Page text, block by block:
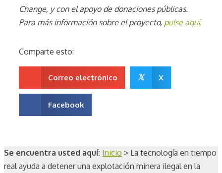
Change, y con el apoyo de donaciones públicas.
Para más información sobre el proyecto, pulse aquí.
Comparte esto:
Correo electrónico 𝕏 X
Facebook
Se encuentra usted aquí: Inicio > La tecnología en tiempo
real ayuda a detener una explotación minera ilegal en la